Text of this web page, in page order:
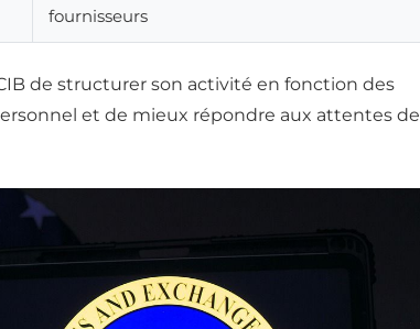
fournisseurs
de structurer son activité en fonction des
et de mieux répondre aux attentes de